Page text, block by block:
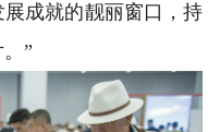
成就的靓丽窗口，持
”